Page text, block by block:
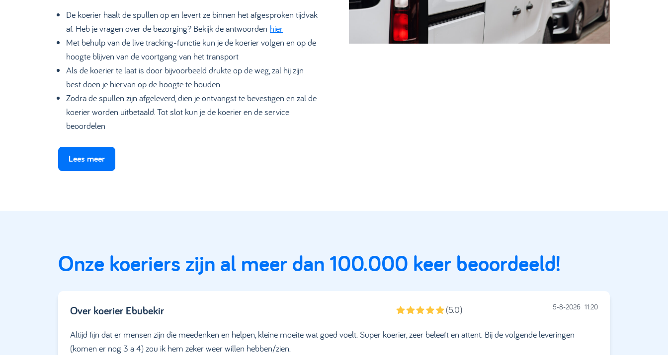
De koerier haalt de spullen op en levert ze binnen het afgesproken tijdvak
af. Heb je vragen over de bezorging? Bekijk de antwoorden hier
Met behulp van de live tracking-functie kun je de koerier volgen en op de
hoogte blijven van de voortgang van het transport
Als de koerier te laat is door bijvoorbeeld drukte op de weg, zal hij zijn
best doen je hiervan op de hoogte te houden
Zodra de spullen zijn afgeleverd, dien je ontvangst te bevestigen en zal de
koerier worden uitbetaald. Tot slot kun je de koerier en de service
beoordelen
Lees meer
Onze koeriers zijn al meer dan 100.000 keer beoordeeld!
Over koerier Ebubekir (5.0) 5-8-2026 11:20
Altijd fijn dat er mensen zijn die meedenken en helpen, kleine moeite wat goed voelt. Super koerier, zeer beleeft en attent. Bij de volgende leveringen
(komen er nog 3 a 4) zou ik hem zeker weer willen hebben/zien.